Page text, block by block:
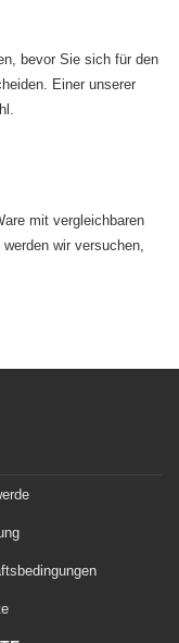
bevor Sie sich für den
Einer unserer
mit vergleichbaren
wir versuchen,